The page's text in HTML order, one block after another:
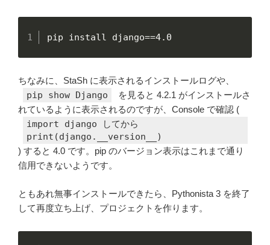
pip install django==4.0
ちなみに、StaSh に表示されるインストールログや、
pip show Django
を見ると 4.2.1 がインストールさ
れているように表示されるのですが、Console で確認 (
import django してから
print(django.__version__)
) すると 4.0 です。pip のバージョン表示はこれまで通り
信用できないようです。
ともあれ無事インストールできたら、Pythonista 3 を終了
して再度立ち上げ、プロジェクトを作ります。